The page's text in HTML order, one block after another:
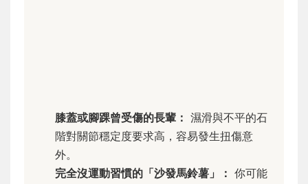
膝蓋或腳踝曾受傷的長輩： 濕滑與不平的石
階對關節穩定度要求高，容易發生扭傷意
外。
完全沒運動習慣的「沙發馬鈴薯」： 你可能